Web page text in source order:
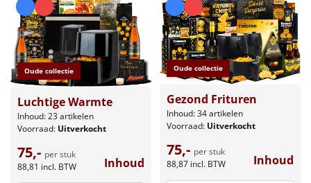
Oude collectie
Luchtige Warmte
Inhoud: 23 artikelen
Voorraad: Uitverkocht
75,- per stuk
88,81 incl. BTW Inhoud
Oude collectie
Gezond Frituren
Inhoud: 34 artikelen
Voorraad: Uitverkocht
75,- per stuk
88,87 incl. BTW Inhoud